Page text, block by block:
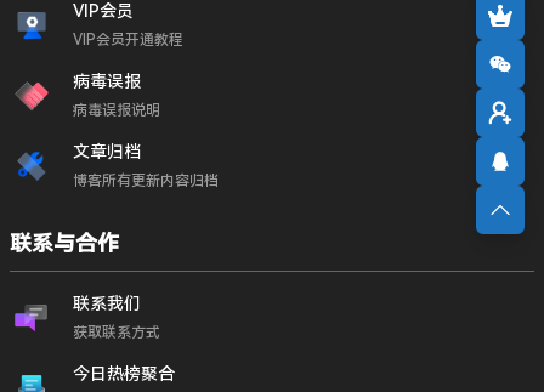
VIP会员
VIP会员开通教程
病毒误报
病毒误报说明
文章归档
博客所有更新内容归档
联系与合作
联系我们
获取联系方式
今日热榜聚合